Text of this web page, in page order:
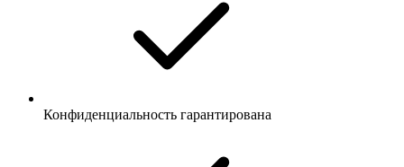
Конфиденциальность гарантирована